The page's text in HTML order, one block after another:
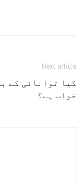
Next article
کیا توانائی کے
خواب ہے؟